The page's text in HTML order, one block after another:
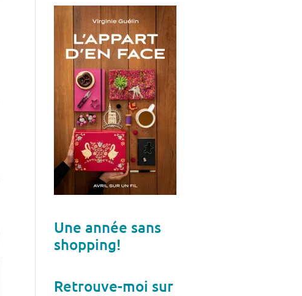
Une année sans
shopping!
Retrouve-moi sur